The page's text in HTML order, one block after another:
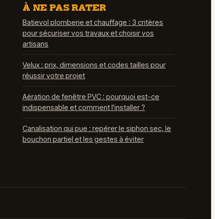
À NE PAS RATER
Batievol plomberie et chauffage : 3 critères
pour sécuriser vos travaux et choisir vos
artisans
Velux : prix, dimensions et codes tailles pour
réussir votre projet
Aération de fenêtre PVC : pourquoi est-ce
indispensable et comment l'installer ?
Canalisation qui pue : repérer le siphon sec, le
bouchon partiel et les gestes à éviter